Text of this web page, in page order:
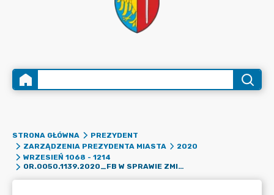
STRONA GŁÓWNA
PREZYDENT
ZARZĄDZENIA PREZYDENTA MIASTA
2020
WRZESIEŃ 1068 - 1214
OR.0050.1139.2020_FB W SPRAWIE ZMIAN W BUDŻECIE MIASTA ŻORY NA 2020 R.